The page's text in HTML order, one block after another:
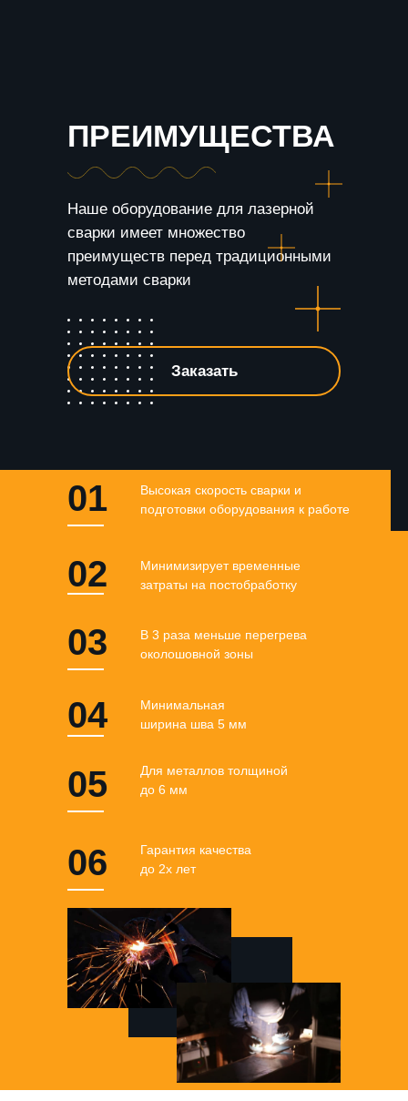
ПРЕИМУЩЕСТВА
Наше оборудование для лазерной
сварки имеет множество
преимуществ перед традиционными
методами сварки
Минимальная
ширина шва 5 мм
Высокая скорость сварки и
подготовки оборудования к работе
Минимизирует временные
затраты на постобработку
Для металлов толщиной
до 6 мм
В 3 раза меньше перегрева
околошовной зоны
Гарантия качества
до 2х лет
Заказать
01
02
04
05
03
06